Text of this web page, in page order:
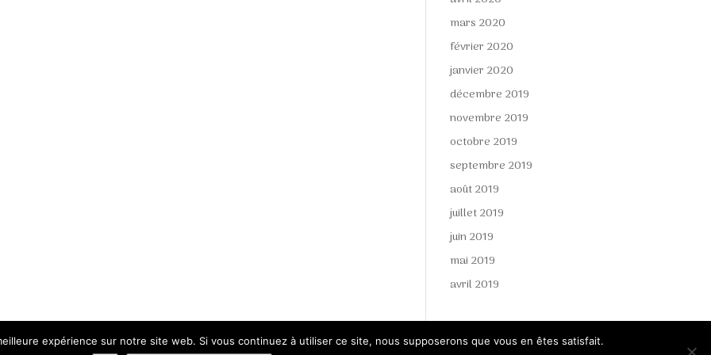
mars 2020
février 2020
janvier 2020
décembre 2019
novembre 2019
octobre 2019
septembre 2019
août 2019
juillet 2019
juin 2019
mai 2019
avril 2019
expérience sur notre site web. Si vous continuez à utiliser ce site, nous supposerons que vous en êtes satisfait.